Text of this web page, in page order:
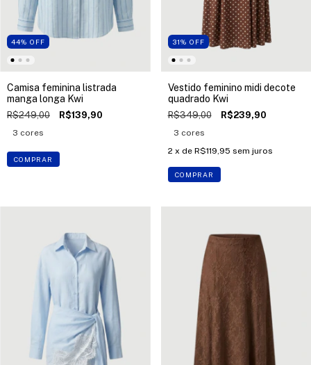
44% OFF
Camisa feminina listrada
manga longa Kwi
R$249,00 R$139,90
3 cores
COMPRAR
31% OFF
Vestido feminino midi decote
quadrado Kwi
R$349,00 R$239,90
3 cores
2 x de R$119,95 sem juros
COMPRAR